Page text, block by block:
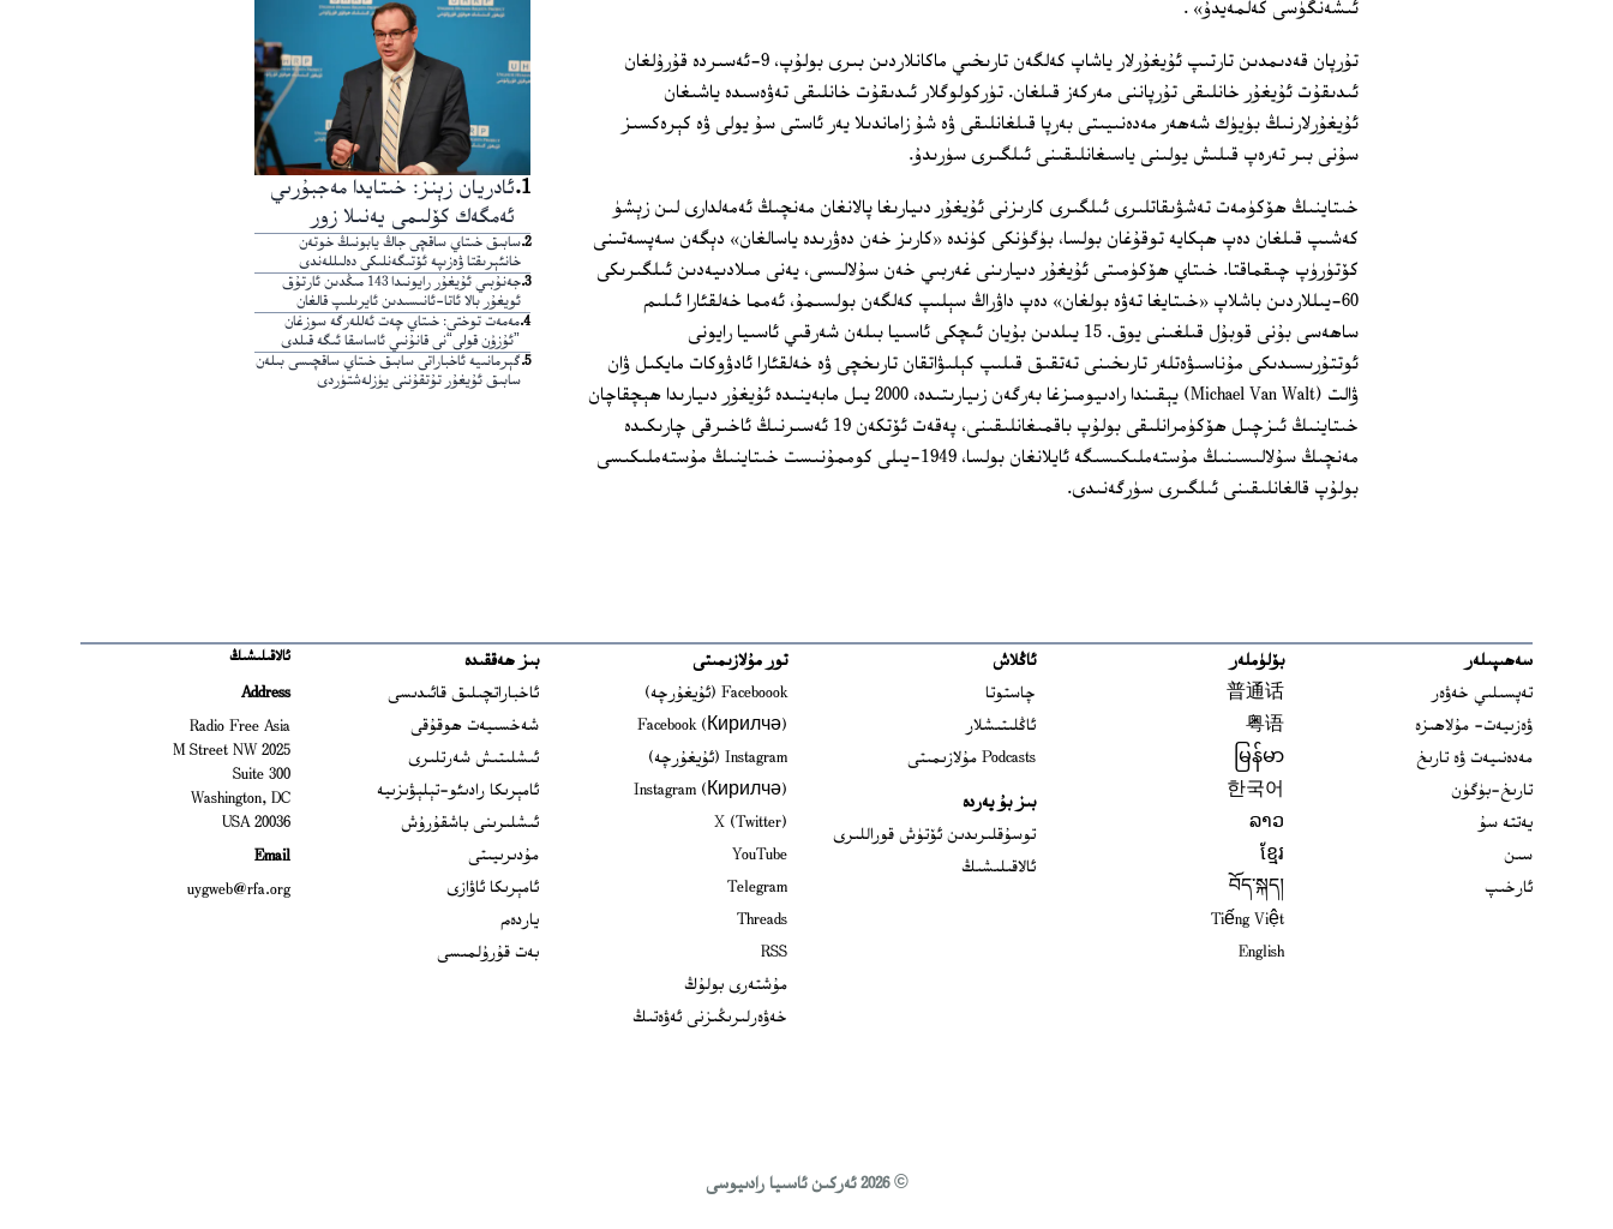
ئىشەنگۈسى كەلمەيدۇ» .
تۇرپان قەدىمدىن تارتىپ ئۇيغۇرلار ياشاپ كەلگەن تارىخىي ماكانلاردىن بىرى بولۇپ، 9-ئەسىردە قۇرۇلغان
ئىدىقۇت ئۇيغۇر خانلىقى تۇرپاننى مەركەز قىلغان. تۈركولوگلار ئىدىقۇت خانلىقى تەۋەسىدە ياشىغان
ئۇيغۇرلارنىڭ بۈيۈك شەھەر مەدەنىيىتى بەرپا قىلغانلىقى ۋە شۇ زاماندىلا يەر ئاستى سۇ يولى ۋە كېرەكسىز
سۇنى بىر تەرەپ قىلىش يولىنى ياسىغانلىقىنى ئىلگىرى سۈرىدۇ.
خىتاينىڭ ھۆكۈمەت تەشۋىقاتلىرى ئىلگىرى كارىزنى ئۇيغۇر دىيارىغا پالانغان مەنچىڭ ئەمەلدارى لىن زېشۈ
كەشىپ قىلغان دەپ ھېكايە توقۇغان بولسا، بۈگۈنكى كۈندە «كارىز خەن دەۋرىدە ياسالغان» دېگەن سەپسەتىنى
كۆتۈرۈپ چىقماقتا. خىتاي ھۆكۈمىتى ئۇيغۇر دىيارىنى غەربىي خەن سۇلالىسى، يەنى مىلادىيەدىن ئىلگىرىكى
60-يىللاردىن باشلاپ «خىتايغا تەۋە بولغان» دەپ داۋراڭ سېلىپ كەلگەن بولسىمۇ، ئەمما خەلقئارا ئىلىم
ساھەسى بۇنى قوبۇل قىلغىنى يوق. 15 يىلدىن بۇيان ئىچكى ئاسىيا بىلەن شەرقىي ئاسىيا رايونى
ئوتتۇرىسىدىكى مۇناسىۋەتلەر تارىخىنى تەتقىق قىلىپ كېلىۋاتقان تارىخچى ۋە خەلقئارا ئادۋوكات مايكىل ۋان
ۋالت (Michael Van Walt) يېقىندا رادىيومىزغا بەرگەن زىيارىتىدە، 2000 يىل مابەينىدە ئۇيغۇر دىيارىدا ھېچقاچان
خىتاينىڭ ئىزچىل ھۆكۈمرانلىقى بولۇپ باقمىغانلىقىنى، پەقەت ئۆتكەن 19 ئەسىرنىڭ ئاخىرقى چارىكىدە
مەنچىڭ سۇلالىسىنىڭ مۇستەملىكىسىگە ئايلانغان بولسا، 1949-يىلى كوممۇنىست خىتاينىڭ مۇستەملىكىسى
بولۇپ قالغانلىقىنى ئىلگىرى سۈرگەنىدى.
1
.ئادريان زېنز: خىتايدا مەجبۇرىي
ئەمگەك كۆلىمى يەنىلا زور
2
.سابىق خىتاي ساقچى جاڭ يابونىڭ خوتەن
خانئېرىقتا ۋەزىپە ئۆتىگەنلىكى دەلىللەندى
3
.
جەنۇبىي ئۇيغۇر رايونىدا 143 مىڭدىن ئارتۇق
ئويغۇر بالا ئاتا-ئانىسىدىن ئايرىلىپ قالغان
4
.مەمەت توختى: خىتاي چەت ئەللەرگە سوزغان
”ئۇزۇن قولى“نى قانۇنىي ئاساسقا ئىگە قىلدى
5
.گېرمانىيە ئاخباراتى سابىق خىتاي ساقچىسى بىلەن
سابىق ئۇيغۇر تۇتقۇننى يۈزلەشتۈردى
سەھىپىلەر
تەپسىلىي خەۋەر
ۋەزىيەت- مۇلاھىزە
مەدەنىيەت ۋە تارىخ
تارىخ-بۈگۈن
يەتتە سۇ
سىن
ئارخىپ
بۆلۈملەر
普通话
粤语
မြန်မာ
한국어
ລາວ
ខ្មែរ
བོད་སྐད།
Tiếng Việt
English
ئاڭلاش
چاستوتا
ئاڭلىتىشلار
Podcasts مۇلازىمىتى
بىز بۇ يەردە
توسۇقلىرىدىن ئۆتۈش قوراللىرى Opens in new window
ئالاقىلىشىڭ
تور مۇلازىمىتى
Faceboook (ئۇيغۇرچە)
Opens in new window
Facebook (Кирилчә)
Opens in new window
Instagram (ئۇيغۇرچە)
Opens in new window
Instagram (Кирилчә)
Opens in new window
X (Twitter)
Opens in new window
YouTube
Opens in new window
Telegram
Opens in new window
Threads
Opens in new window
RSS
مۇشتەرى بولۇڭ
خەۋەرلىرىڭىزنى ئەۋەتىڭ
بىز ھەققىدە
ئاخباراتچىلىق قائىدىسى
شەخسىيەت ھوقۇقى
ئىشلىتىش شەرتلىرى
ئامېرىكا رادىئو-تېلېۋىزىيە
ئىشلىرىنى باشقۇرۇش
مۇدىرىيىتى
ئامېرىكا ئاۋازى
ياردەم
بەت قۇرۇلمىسى
ئالاقىلىشىڭ
Address
Radio Free Asia
2025 M Street NW
Suite 300
Washington, DC
20036 USA
Email
uygweb@rfa.org
© 2026 ئەركىن ئاسىيا رادىيوسى